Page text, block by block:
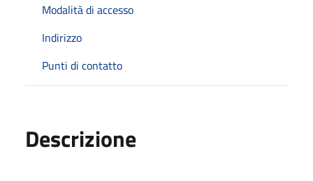
Modalità di accesso
Indirizzo
Punti di contatto
Descrizione